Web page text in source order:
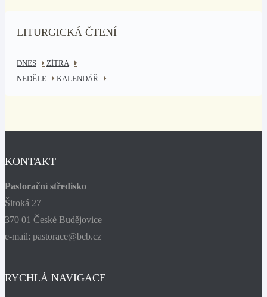
LITURGICKÁ ČTENÍ
DNES
ZÍTRA
NEDĚLE
KALENDÁŘ
KONTAKT
Pastorační středisko
Široká 27
370 01 České Budějovice
e-mail: pastorace@bcb.cz
RYCHLÁ NAVIGACE